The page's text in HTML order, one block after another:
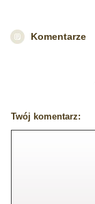
Komentarze
Twój komentarz: